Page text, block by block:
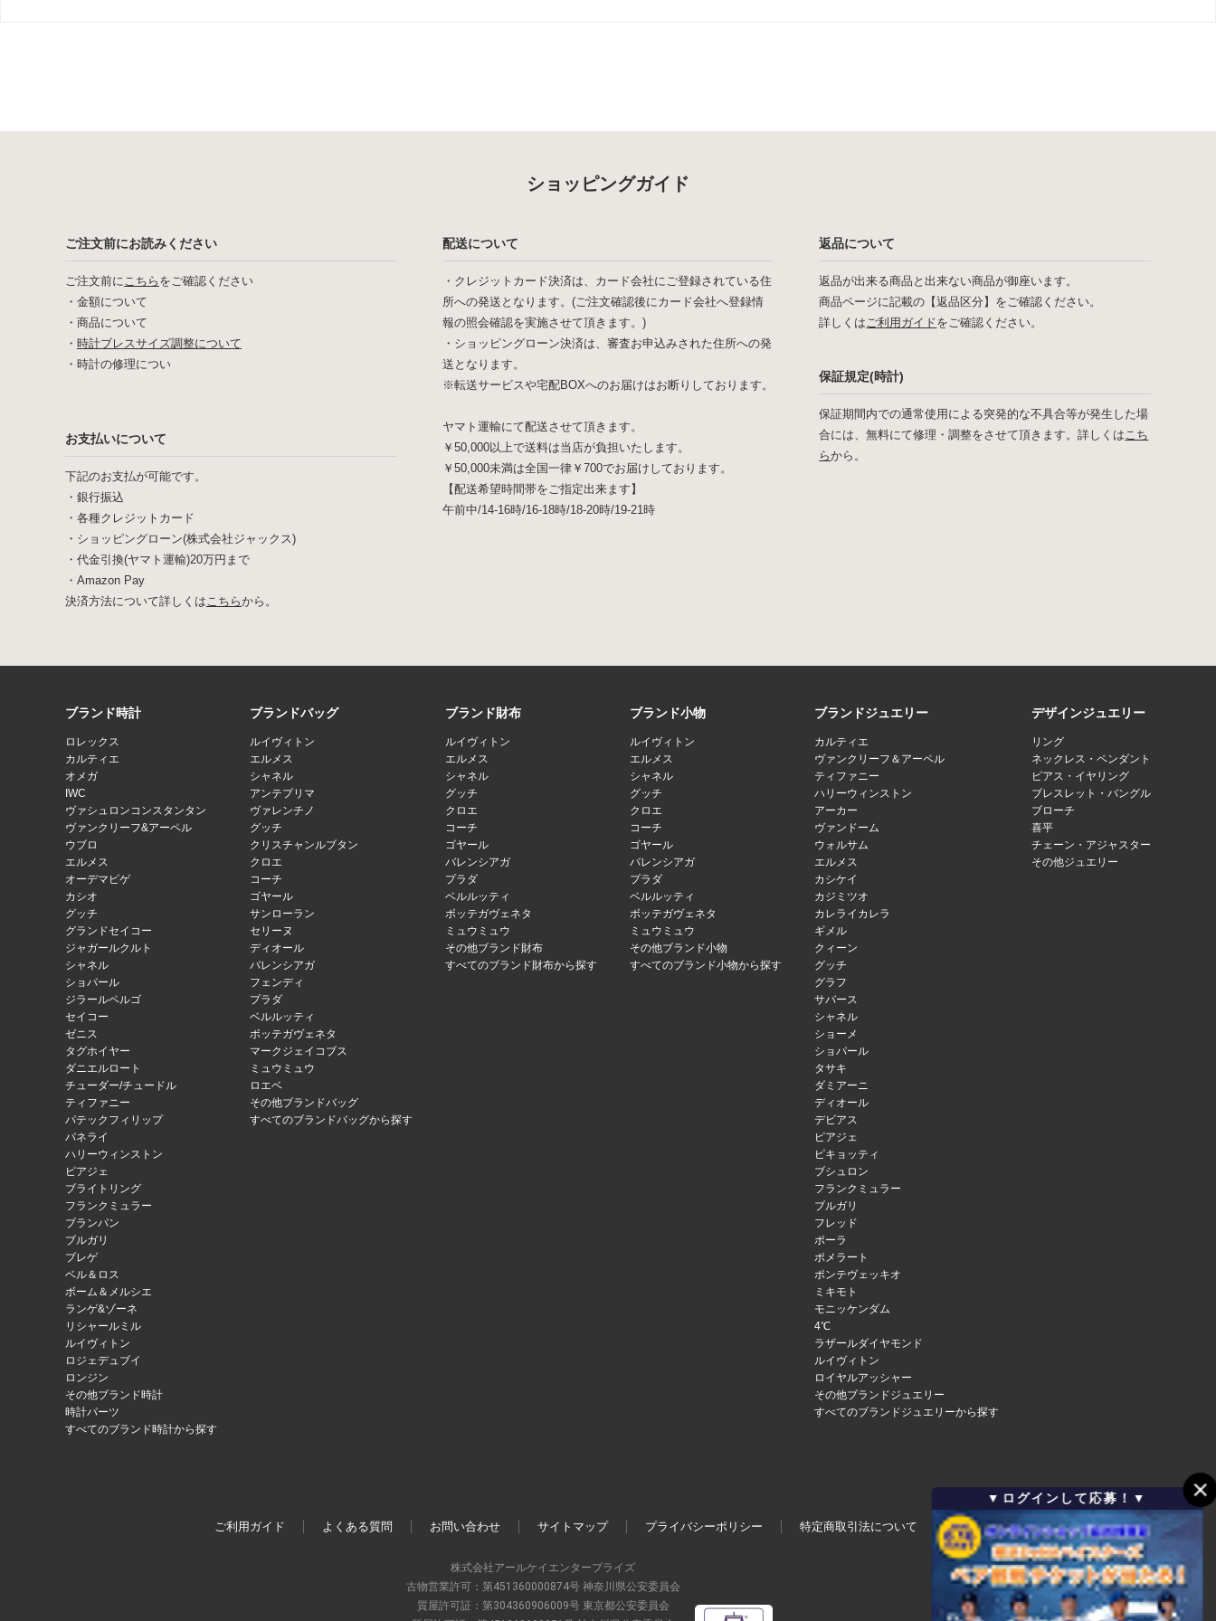
ショッピングガイド
ご注文前にお読みください
ご注文前にこちら をご確認ください
・ 金額について
・ 商品について
・ 時計ブレスサイズ調整について
・ 時計の修理につい
お支払いについて
下記のお支払が可能です。
・銀行振込
・各種クレジットカード
・ショッピングローン(株式会社ジャックス)
・代金引換(ヤマト運輸)20万円まで
・Amazon Pay
決済方法について詳しくはこちらから。
配送について
・クレジットカード決済は、カード会社にご登録されている住
所への発送となります。(ご注文確認後にカード会社へ登録情
報の照会確認を実施させて頂きます。)
・ショッピングローン決済は、審査お申込みされた住所への発
送となります。
※転送サービスや宅配BOXへのお届けはお断りしております。
ヤマト運輸にて配送させて頂きます。
￥50,000以上で送料は当店が負担いたします。
￥50,000未満は全国一律￥700でお届けしております。
【配送希望時間帯をご指定出来ます】
午前中/14-16時/16-18時/18-20時/19-21時
返品について
返品が出来る商品と出来ない商品が御座います。
商品ページに記載の【返品区分】をご確認ください。
詳しくはご利用ガイドをご確認ください。
保証規定(時計)
保証期間内での通常使用による突発的な不具合等が発生した場
合には、無料にて修理・調整をさせて頂きます。詳しくはこち
らから。
ブランド時計
ロレックス
カルティエ
オメガ
IWC
ヴァシュロンコンスタンタン
ヴァンクリーフ&アーペル
ウブロ
エルメス
オーデマピゲ
カシオ
グッチ
グランドセイコー
ジャガールクルト
シャネル
ショパール
ジラールペルゴ
セイコー
ゼニス
タグホイヤー
ダニエルロート
チューダー/チュードル
ティファニー
パテックフィリップ
パネライ
ハリーウィンストン
ピアジェ
ブライトリング
フランクミュラー
ブランパン
ブルガリ
ブレゲ
ベル＆ロス
ボーム＆メルシエ
ランゲ&ゾーネ
リシャールミル
ルイヴィトン
ロジェデュブイ
ロンジン
その他ブランド時計
時計パーツ
すべてのブランド時計から探す
ブランドバッグ
ルイヴィトン
エルメス
シャネル
アンテプリマ
ヴァレンチノ
グッチ
クリスチャンルブタン
クロエ
コーチ
ゴヤール
サンローラン
セリーヌ
ディオール
バレンシアガ
フェンディ
プラダ
ベルルッティ
ボッテガヴェネタ
マークジェイコブス
ミュウミュウ
ロエベ
その他ブランドバッグ
すべてのブランドバッグから探す
ブランド財布
ルイヴィトン
エルメス
シャネル
グッチ
クロエ
コーチ
ゴヤール
バレンシアガ
プラダ
ベルルッティ
ボッテガヴェネタ
ミュウミュウ
その他ブランド財布
すべてのブランド財布から探す
ブランド小物
ルイヴィトン
エルメス
シャネル
グッチ
クロエ
コーチ
ゴヤール
バレンシアガ
プラダ
ベルルッティ
ボッテガヴェネタ
ミュウミュウ
その他ブランド小物
すべてのブランド小物から探す
ブランドジュエリー
カルティエ
ヴァンクリーフ＆アーペル
ティファニー
ハリーウィンストン
アーカー
ヴァンドーム
ウォルサム
エルメス
カシケイ
カジミツオ
カレライカレラ
ギメル
クィーン
グッチ
グラフ
サバース
シャネル
ショーメ
ショパール
タサキ
ダミアーニ
ディオール
デビアス
ピアジェ
ピキョッティ
ブシュロン
フランクミュラー
ブルガリ
フレッド
ポーラ
ポメラート
ポンテヴェッキオ
ミキモト
モニッケンダム
4℃
ラザールダイヤモンド
ルイヴィトン
ロイヤルアッシャー
その他ブランドジュエリー
すべてのブランドジュエリーから探す
デザインジュエリー
リング
ネックレス・ペンダント
ピアス・イヤリング
ブレスレット・バングル
ブローチ
喜平
チェーン・アジャスター
その他ジュエリー
ご利用ガイド よくある質問 お問い合わせ サイトマップ プライバシーポリシー 特定商取引法について 会社概要
株式会社アールケイエンタープライズ
古物営業許可：第451360000874号 神奈川県公安委員会
質屋許可証：第304360906009号 東京都公安委員会
▼ログインして応募！▼